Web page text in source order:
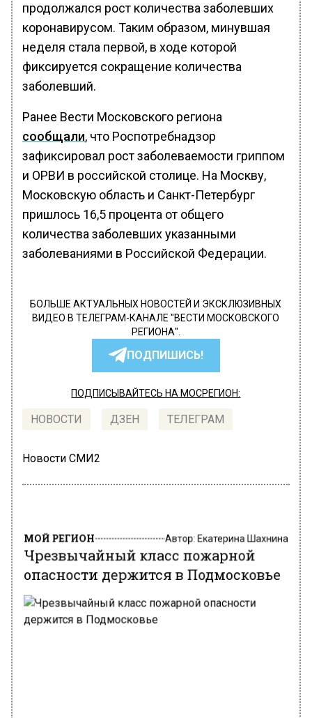
продолжался рост количества заболевших
коронавирусом. Таким образом, минувшая
неделя стала первой, в ходе которой
фиксируется сокращение количества
заболевший.
Ранее Вести Московского региона
сообщали, что Роспотребнадзор
зафиксировал рост заболеваемости гриппом
и ОРВИ в российской столице. На Москву,
Московскую область и Санкт-Петербург
пришлось 16,5 процента от общего
количества заболевших указанными
заболеваниями в Российской Федерации.
БОЛЬШЕ АКТУАЛЬНЫХ НОВОСТЕЙ И ЭКСКЛЮЗИВНЫХ
ВИДЕО В ТЕЛЕГРАМ-КАНАЛЕ "ВЕСТИ МОСКОВСКОГО
РЕГИОНА".
ПОДПИШИСЬ!
ПОДПИСЫВАЙТЕСЬ НА МОСРЕГИОН:
НОВОСТИ ДЗЕН ТЕЛЕГРАМ
Новости СМИ2
МОЙ РЕГИОН
Чрезвычайный класс пожарной
опасности держится в Подмосковье